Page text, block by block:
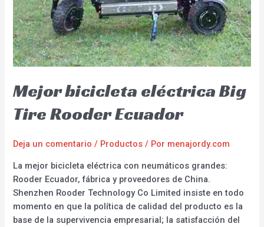
Mejor bicicleta eléctrica Big
Tire Rooder Ecuador
Deja un comentario / Productos / Por menajordy.com
La mejor bicicleta eléctrica con neumáticos grandes:
Rooder Ecuador, fábrica y proveedores de China.
Shenzhen Rooder Technology Co Limited insiste en todo
momento en que la política de calidad del producto es la
base de la supervivencia empresarial; la satisfacción del